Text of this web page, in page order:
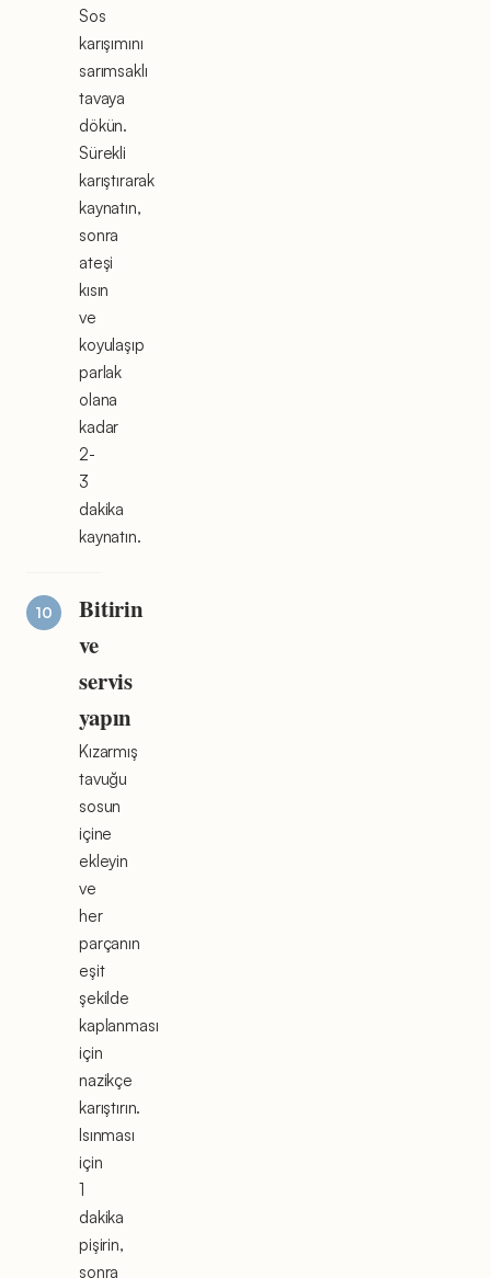
Sos
karışımını
sarımsaklı
tavaya
dökün.
Sürekli
karıştırarak
kaynatın,
sonra
ateşi
kısın
ve
koyulaşıp
parlak
olana
kadar
2-
3
dakika
kaynatın.
Bitirin
ve
servis
yapın
Kızarmış
tavuğu
sosun
içine
ekleyin
ve
her
parçanın
eşit
şekilde
kaplanması
için
nazikçe
karıştırın.
Isınması
için
1
dakika
pişirin,
sonra